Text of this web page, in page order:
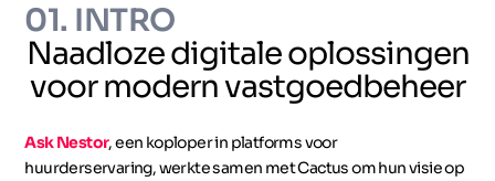
01. INTRO
Naadloze digitale oplossingen
voor modern vastgoedbeheer
Ask Nestor, een koploper in platforms voor
huurderservaring, werkte samen met Cactus om hun visie op